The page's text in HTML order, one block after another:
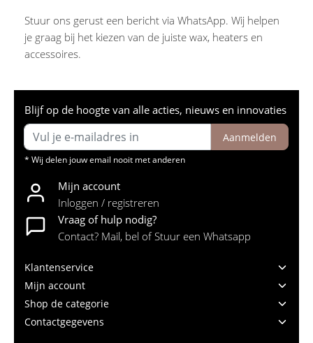
Stuur ons gerust een bericht via WhatsApp. Wij helpen
je graag bij het kiezen van de juiste wax, heaters en
accessoires.
Blijf op de hoogte van alle acties, nieuws en innovaties
Aanmelden
* Wij delen jouw email nooit met anderen
Mijn account
Inloggen / registreren
Vraag of hulp nodig?
Contact? Mail, bel of Stuur een Whatsapp
Klantenservice
Mijn account
Shop de categorie
Contactgegevens